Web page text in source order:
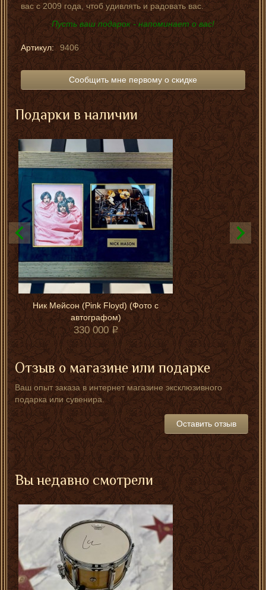
вас с 2009 года, чтоб удивлять и радовать вас.
Пусть ваш подарок - напоминает о вас!
Артикул: 9406
Сообщить мне первому о скидке
Подарки в наличии
Ник Мейсон (Pink Floyd) (Фото с
автографом)
330 000
Отзыв о магазине или подарке
Ваш опыт заказа в интернет магазине эксклюзивного
подарка или сувенира.
Оставить отзыв
Вы недавно смотрели